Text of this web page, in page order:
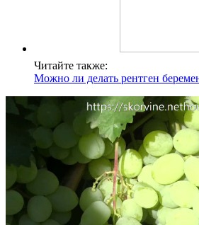
Читайте также:
Можно ли делать рентген